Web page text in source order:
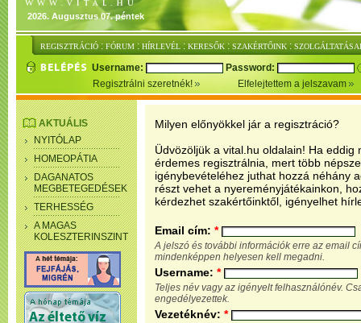
2026. Augusztus 07. péntek
REGISZTRÁCIÓ : FÓRUM : HÍRLEVÉL : KERESŐK : SZAKÉRTŐINK :
Username:
Password:
Regisztrálni szeretnék!
Elfelejtettem a jelszavam
AKTUÁLIS
NYITÓLAP
HOMEOPÁTIA
DAGANATOS
MEGBETEGEDÉSEK
TERHESSÉG
A MAGAS
KOLESZTERINSZINT
Milyen előnyökkel jár a regisztráció?
Üdvözöljük a vital.hu oldalain! Ha eddig
érdemes regisztrálnia, mert több
igénybevételéhez juthat hozzá néhány
részt vehet a nyereményjátékainkon,
kérdezhet szakértőinktől, igényelhet
Email cím: *
A jelszó és további információk erre az email
mindenképpen helyesen kell megadni.
Username: *
Teljes név vagy az igényelt felhasználónév.
engedélyezettek.
Vezetéknév: *